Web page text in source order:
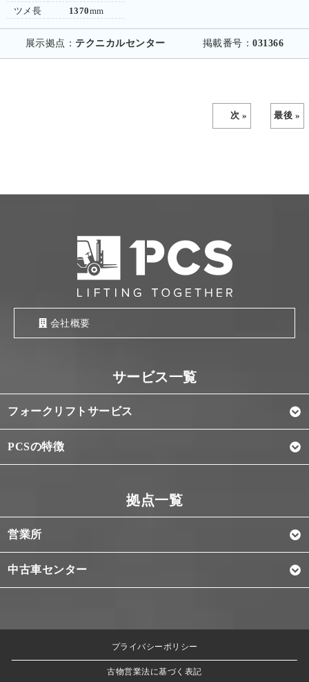
ツメ長
1370mm
展示拠点： テクニカルセンター 掲載番号：031366
次 » 最後 »
会社概要
フォークリフトサービス
PCSの特徴
営業所
中古車センター
プライバシーポリシー
古物営業法に基づく表記